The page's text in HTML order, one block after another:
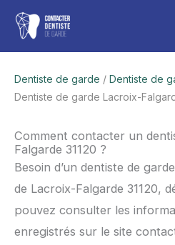
Aller
contenu
Dentiste de garde / Dentiste de
Dentiste de garde Lacroix-
Comment contacter un
Falgarde 31120 ?
Besoin d’un dentiste de
de Lacroix-Falgarde 31120,
pouvez consulter les
enregistrés sur le site